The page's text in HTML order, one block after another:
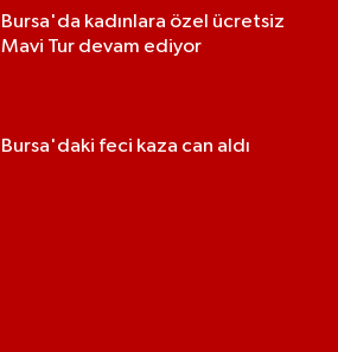
Bursa'da kadınlara özel ücretsiz
Mavi Tur devam ediyor
Bursa'daki feci kaza can aldı